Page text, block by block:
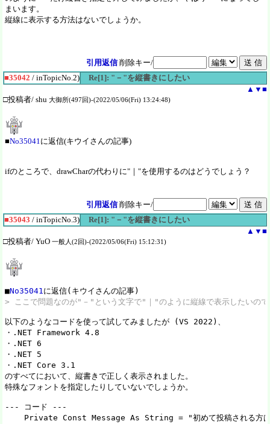
まいます。
縦線に表示する方法はないでしょうか。
引用返信 削除キー/
■35042 / inTopicNo.2)
Re[1]: "－"を縦書きにしたい
▲ ▼ ■
□投稿者/ shu 大御所(497回)-(2022/05/06(Fri) 13:24:48)
■No35041 に返信(キウイさんの記事)
ifのところで、drawCharの代わりに"｜"を使用するのはどうでしょう？
引用返信 削除キー/
■35043 / inTopicNo.3)
Re[1]: "－"を縦書きにしたい
▲ ▼ ■
□投稿者/ YuO 一般人(2回)-(2022/05/06(Fri) 15:12:31)
■No35041
> ここで問題なのが"－"という文字で"｜"のように縦線で表示したいの
以下のようなコードを使って試してみましたが (VS 2022)、
・.NET Framework 4.8
・.NET 6
・.NET 5
・.NET Core 3.1
のすべてにおいて、縦書きで正しく表示されました。
特殊なフォントを指定したりしていないでしょうか。
--- コード ---
Private Const Message As String = "初めて投稿される方は